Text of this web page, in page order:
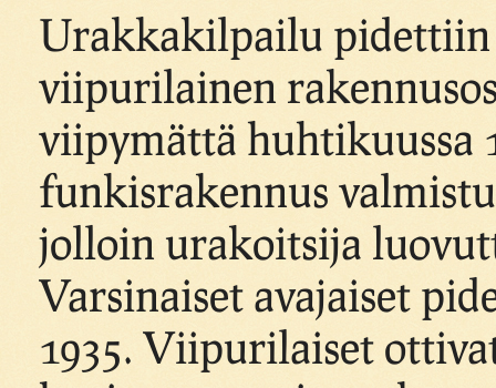
Urakkakilpailu pidettiin
viipurilainen
viipymättä huhtikuussa
funkisrakennus
jolloin urakoitsija
Varsinaiset avajaiset
1935. Viipurilaiset